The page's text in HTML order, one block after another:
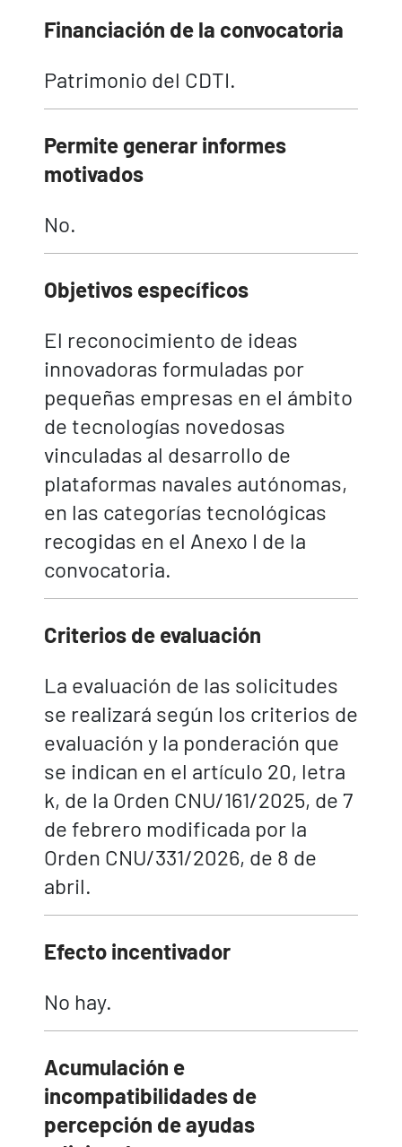
Financiación de la convocatoria
Patrimonio del CDTI.
Permite generar informes
motivados
No.
Objetivos específicos
El reconocimiento de ideas
innovadoras formuladas por
pequeñas empresas en el ámbito
de tecnologías novedosas
vinculadas al desarrollo de
plataformas navales autónomas,
en las categorías tecnológicas
recogidas en el Anexo I de la
convocatoria.
Criterios de evaluación
La evaluación de las solicitudes
se realizará según los criterios de
evaluación y la ponderación que
se indican en el artículo 20, letra
k, de la Orden CNU/161/2025, de 7
de febrero modificada por la
Orden CNU/331/2026, de 8 de
abril.
Efecto incentivador
No hay.
Acumulación e
incompatibilidades de
percepción de ayudas